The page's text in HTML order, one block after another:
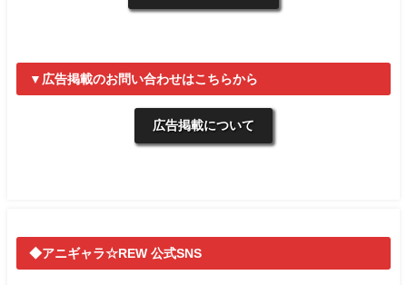
▼広告掲載のお問い合わせはこちらから
広告掲載について
◆アニギャラ☆REW 公式SNS